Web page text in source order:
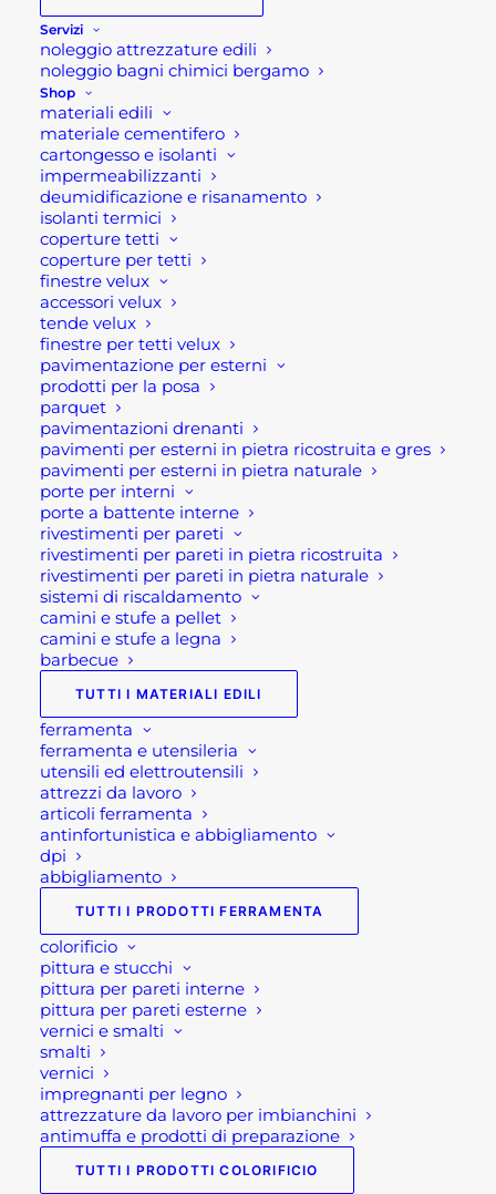
Servizi
noleggio attrezzature edili
noleggio bagni chimici bergamo
Shop
materiali edili
materiale cementifero
cartongesso e isolanti
impermeabilizzanti
deumidificazione e risanamento
isolanti termici
coperture tetti
coperture per tetti
finestre velux
accessori velux
tende velux
finestre per tetti velux
pavimentazione per esterni
prodotti per la posa
parquet
pavimentazioni drenanti
pavimenti per esterni in pietra ricostruita e gres
pavimenti per esterni in pietra naturale
porte per interni
porte a battente interne
rivestimenti per pareti
rivestimenti per pareti in pietra ricostruita
rivestimenti per pareti in pietra naturale
sistemi di riscaldamento
camini e stufe a pellet
camini e stufe a legna
barbecue
TUTTI I MATERIALI EDILI
ferramenta
ferramenta e utensileria
utensili ed elettroutensili
attrezzi da lavoro
articoli ferramenta
antinfortunistica e abbigliamento
dpi
abbigliamento
TUTTI I PRODOTTI FERRAMENTA
colorificio
pittura e stucchi
pittura per pareti interne
pittura per pareti esterne
vernici e smalti
smalti
vernici
impregnanti per legno
attrezzature da lavoro per imbianchini
antimuffa e prodotti di preparazione
TUTTI I PRODOTTI COLORIFICIO
PERGOLE
BIOCLIMATICHE
COMFORT E EFFICIENZA
Pergole bioclimatiche Comfort e
efficienza
Le pergole bioclimatiche stanno
spopolando nel mercato del
giardinaggio e arredo giardino. Infatti,
stanno sostituendo i classici gazebo e i
grandi ombrelloni. La robustezza di
questa struttura, dalle gambe al soffitto,
la non presenza di teli, garantiscono una
stabilità che pochi complementi
possono offrire.
Si tratta, dunque di un prodotto che offre
tante possibilità, comfort e soprattutto
efficienza. Una pergola bioclimatica
coniuga design e efficienza, è un
elemento distintivo dell'arredamento da
esterno o da giardino che combina
praticità e stile, per un'esperienza
all'aperto raffinata e tecnologicamente
avanzata.
Grazie al sistema di chiusura e apertura
a lamelle orientabili si può ottenere il
pieno controllo e la regolazione
dell'illuminazione e della ventilazione. In
aggiunta, le pergole di buona fattura
ovvero la struttura al suo interno è
provvista di un sistema di deflusso
dell'acqua con lo scarico a terra.
Vi sono dunque, tantissimi modelli sul
mercato: addossate, a doppia lamella,
manuali o motorizzate. Così come vi
sono tantissime misure: 3x2.5 m; 4x2,5
m; 3x3 m; 3x4 m; 4x4 m; 6x3 m; 8x4m